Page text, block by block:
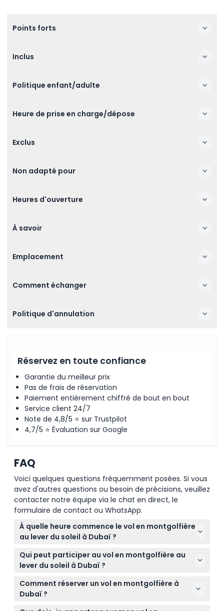
Points forts
Inclus
Politique enfant/adulte
Heure de prise en charge/dépose
Exclus
Non adapté pour
Heures d'ouverture
À savoir
Emplacement
Comment échanger
Politique d'annulation
Réservez en toute confiance
Garantie du meilleur prix
Pas de frais de réservation
Paiement entièrement chiffré de bout en bout
Service client 24/7
Note de 4,8/5 ⭐ sur Trustpilot
4,7/5 ⭐ Évaluation sur Google
FAQ
Voici quelques questions fréquemment posées. Si vous
avez d'autres questions ou besoin de précisions, veuillez
contacter notre équipe via le chat en direct, le
formulaire de contact ou WhatsApp.
À quelle heure commence le vol en montgolfière
au lever du soleil à Dubaï ?
Les vols commencent généralement tôt le matin
avec des heures de prise en charge entre 3h30 et
vol en montgolfière dure environ 40 à 70 minutes,
avec une expérience totale d'environ 4 à 6 heures
Qui peut participer au vol en montgolfière au
lever du soleil à Dubaï ?
Le vol convient aux enfants âgés de 5 ans et plus,
avec une limite d'âge maximale de 70 ans.
Comment réserver un vol en montgolfière à
Dubaï ?
Vous pouvez réserver votre vol en montgolfière au